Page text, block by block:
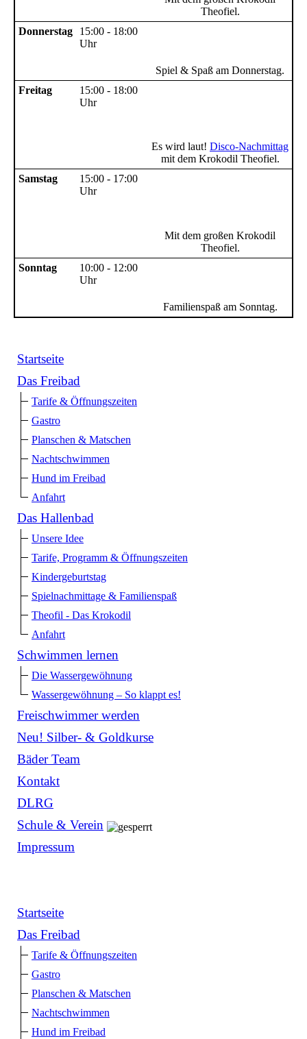
Theofiel.
Donnerstag
15:00 - 18:00
Uhr
Spiel & Spaß am Donnerstag.
Freitag
15:00 - 18:00
Uhr
Es wird laut! Disco-Nachmittag
mit dem Krokodil Theofiel.
Samstag
15:00 - 17:00
Uhr
Mit dem großen Krokodil
Theofiel.
Sonntag
10:00 - 12:00
Uhr
Familienspaß am Sonntag.
Startseite
Das Freibad
Tarife & Öffnungszeiten
Gastro
Planschen & Matschen
Nachtschwimmen
Hund im Freibad
Anfahrt
Das Hallenbad
Unsere Idee
Tarife, Programm & Öffnungszeiten
Kindergeburtstag
Spielnachmittage & Familienspaß
Theofil - Das Krokodil
Anfahrt
Schwimmen lernen
Die Wassergewöhnung
Wassergewöhnung – So klappt es!
Freischwimmer werden
Neu! Silber- & Goldkurse
Bäder Team
Kontakt
DLRG
Schule & Verein
Impressum
Startseite
Das Freibad
Tarife & Öffnungszeiten
Gastro
Planschen & Matschen
Nachtschwimmen
Hund im Freibad